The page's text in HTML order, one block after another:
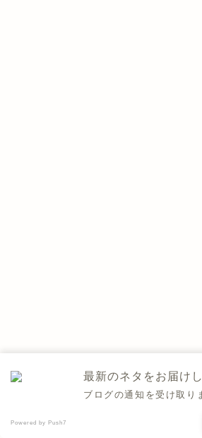
最新のネタをお届けし
ブログの通知を受け取り
Powered by Push7